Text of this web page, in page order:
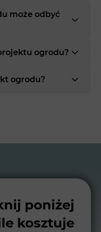
może odbyć
ogrodu?
ogrodu?
poniżej
kosztuje